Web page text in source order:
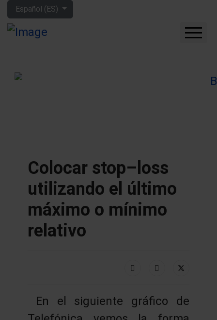
Seleccione su idioma
Español (ES)
APRENDE MÁS
SOBRE MÍ
Colocar stop–loss
utilizando el último
máximo o mínimo
relativo
En el siguiente gráfico de